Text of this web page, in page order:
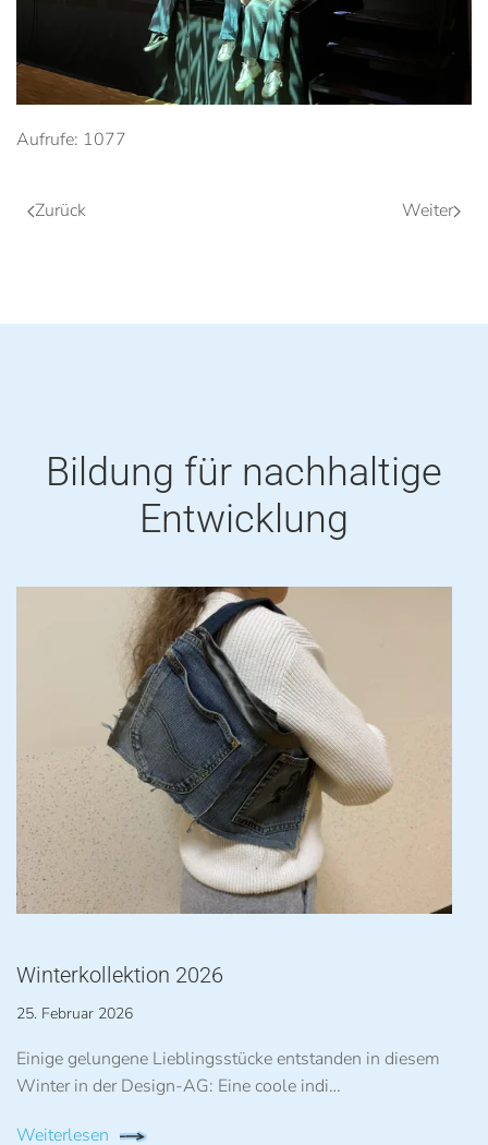
Aufrufe: 1077
Zurück Weiter
Bildung für nachhaltige
Entwicklung
Winterkollektion 2026
25. Februar 2026
Einige gelungene Lieblingsstücke entstanden in diesem
Winter in der Design-AG: Eine coole indi…
Weiterlesen